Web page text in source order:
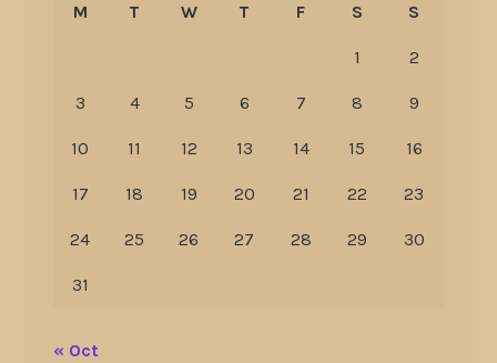
M T W T F S S
1 2
3 4 5 6 7 8 9
10 11 12 13 14 15 16
17 18 19 20 21 22 23
24 25 26 27 28 29 30
31
« Oct